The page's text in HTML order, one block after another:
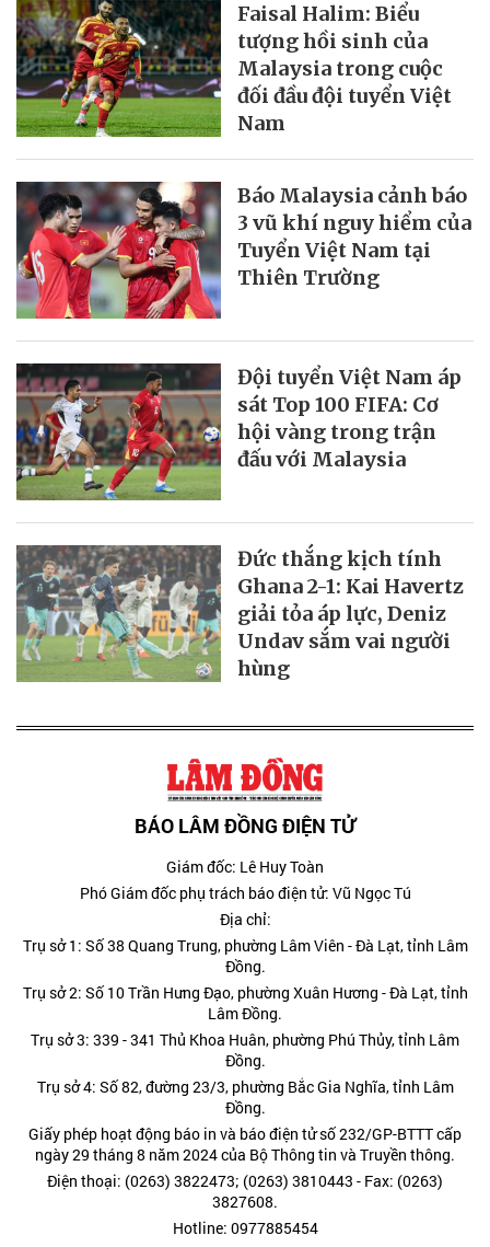
Faisal Halim: Biểu
tượng hồi sinh của
Malaysia trong cuộc
đối đầu đội tuyển Việt
Nam
Báo Malaysia cảnh báo
3 vũ khí nguy hiểm của
Tuyển Việt Nam tại
Thiên Trường
Đội tuyển Việt Nam áp
sát Top 100 FIFA: Cơ
hội vàng trong trận
đấu với Malaysia
Đức thắng kịch tính
Ghana 2-1: Kai Havertz
giải tỏa áp lực, Deniz
Undav sắm vai người
hùng
BÁO LÂM ĐỒNG ĐIỆN TỬ
Giám đốc: Lê Huy Toàn
Phó Giám đốc phụ trách báo điện tử: Vũ Ngọc Tú
Địa chỉ:
Trụ sở 1: Số 38 Quang Trung, phường Lâm Viên - Đà Lạt, tỉnh Lâm
Đồng.
Trụ sở 2: Số 10 Trần Hưng Đạo, phường Xuân Hương - Đà Lạt, tỉnh
Lâm Đồng.
Trụ sở 3: 339 - 341 Thủ Khoa Huân, phường Phú Thủy, tỉnh Lâm
Đồng.
Trụ sở 4: Số 82, đường 23/3, phường Bắc Gia Nghĩa, tỉnh Lâm
Đồng.
Giấy phép hoạt động báo in và báo điện tử số 232/GP-BTTT cấp
ngày 29 tháng 8 năm 2024 của Bộ Thông tin và Truyền thông.
Điện thoại: (0263) 3822473; (0263) 3810443 - Fax: (0263)
3827608.
Hotline: 0977885454